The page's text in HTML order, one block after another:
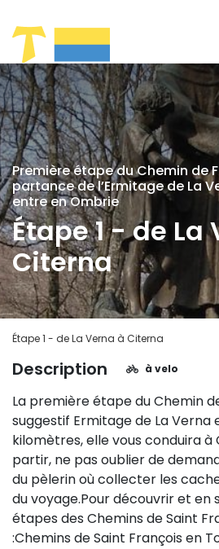
Première étape du Chemin de
partance de l’Ermitage de La
entre en Ombrie
Étape 1 - de La
Citerna
Étape 1 - de La Verna à Citerna
Description à velo
La première étape du Chemin
suggestif Ermitage de La Verna
kilomètres, elle vous conduira
partir, ne pas oublier de
du pèlerin où collecter les
du voyage.Pour découvrir et en
étapes des Chemins de Saint
:Chemins de Saint François en